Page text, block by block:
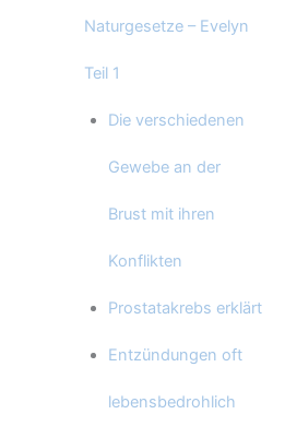
Naturgesetze – Evelyn
Teil 1
Die verschiedenen
Gewebe an der
Brust mit ihren
Konflikten
Prostatakrebs erklärt
Entzündungen oft
lebensbedrohlich